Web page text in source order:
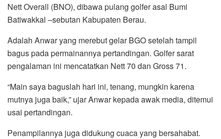
Nett Overall (BNO), dibawa pulang golfer asal Bumi
Batiwakkal –sebutan Kabupaten Berau.
Adalah Anwar yang merebut gelar BGO setelah tampil
bagus pada permainannya pertandingan. Golfer sarat
pengalaman ini mencatatkan Nett 70 dan Gross 71.
“Main saya baguslah hari ini, tenang, mungkin karena
mutnya juga baik,” ujar Anwar kepada awak media, ditemui
usai pertandingan.
Penampilannya juga didukung cuaca yang bersahabat.